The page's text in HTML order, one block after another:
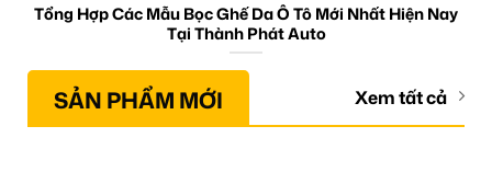
Tổng Hợp Các Mẫu Bọc Ghế Da Ô Tô Mới Nhất Hiện Nay
Tại Thành Phát Auto
SẢN PHẨM MỚI Xem tất cả